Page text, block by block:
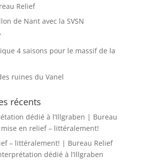
Relief
de Nant avec la SVSN
4 saisons pour le massif de la
ruines du Vanel
récents
dédié à l’Illgraben | Bureau
mise en relief – littéralement!
– littéralement! | Bureau Relief
dédié à l’Illgraben